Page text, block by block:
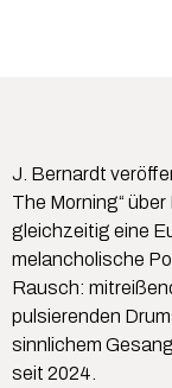
J. Bernardt
The Morning“
gleichzeitig eine
melancholische
Rausch:
pulsierenden
sinnlichem
seit 2024.